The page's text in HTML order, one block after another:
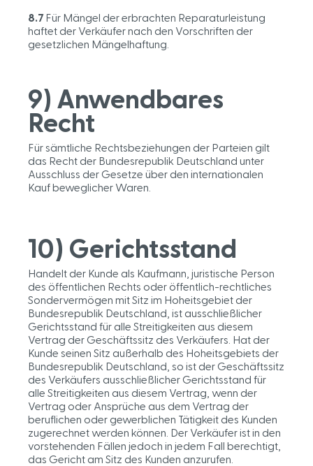
8.7Für Mängel der erbrachten Reparaturleistung
haftet der Verkäufer nach den Vorschriften der
gesetzlichen Mängelhaftung.
9) Anwendbares
Recht
Für sämtliche Rechtsbeziehungen der Parteien gilt
das Recht der Bundesrepublik Deutschland unter
Ausschluss der Gesetze über den internationalen
Kauf beweglicher Waren.
10) Gerichtsstand
Handelt der Kunde als Kaufmann, juristische Person
des öffentlichen Rechts oder öffentlich-rechtliches
Sondervermögen mit Sitz im Hoheitsgebiet der
Bundesrepublik Deutschland, ist ausschließlicher
Gerichtsstand für alle Streitigkeiten aus diesem
Vertrag der Geschäftssitz des Verkäufers. Hat der
Kunde seinen Sitz außerhalb des Hoheitsgebiets der
Bundesrepublik Deutschland, so ist der Geschäftssitz
des Verkäufers ausschließlicher Gerichtsstand für
alle Streitigkeiten aus diesem Vertrag, wenn der
Vertrag oder Ansprüche aus dem Vertrag der
beruflichen oder gewerblichen Tätigkeit des Kunden
zugerechnet werden können. Der Verkäufer ist in den
vorstehenden Fällen jedoch in jedem Fall berechtigt,
das Gericht am Sitz des Kunden anzurufen.